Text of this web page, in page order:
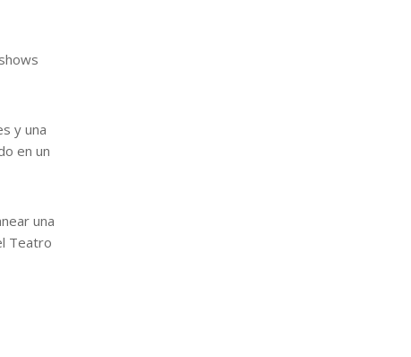
y una
en un
una
Teatro